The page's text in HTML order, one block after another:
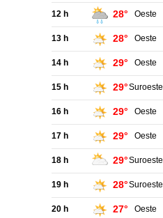
12 h 28° Oeste
13 h 28° Oeste
14 h 29° Oeste
15 h 29°Suroeste
16 h 29° Oeste
17 h 29° Oeste
18 h 29°Suroeste
19 h 28°Suroeste
20 h 27° Oeste